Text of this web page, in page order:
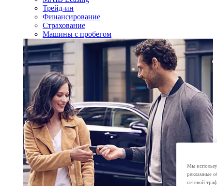
Трейд-ин
Финансирование
Страхование
Машины с пробегом
Мы
рекламные
сетевой